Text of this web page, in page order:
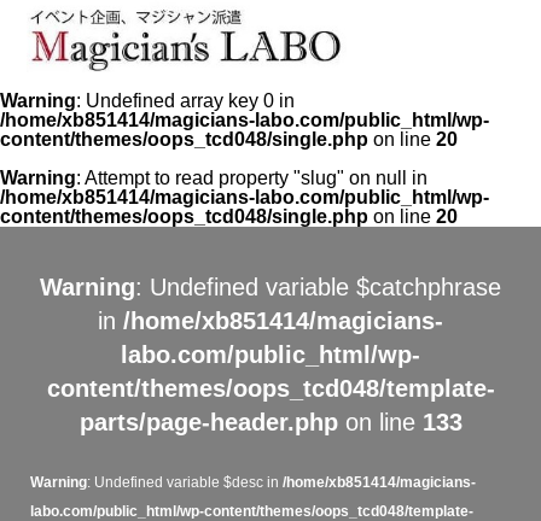
Warning: Undefined array key 0 in
/home/xb851414/magicians-labo.com/public_html/wp-
content/themes/oops_tcd048/single.php on line 20
Warning: Attempt to read property "slug" on null in
/home/xb851414/magicians-labo.com/public_html/wp-
content/themes/oops_tcd048/single.php on line 20
Warning: Undefined variable $catchphrase
in /home/xb851414/magicians-
labo.com/public_html/wp-
content/themes/oops_tcd048/template-
parts/page-header.phpon line 133
Warning: Undefined variable $desc in /home/xb851414/magicians-
labo.com/public_html/wp-content/themes/oops_tcd048/template-